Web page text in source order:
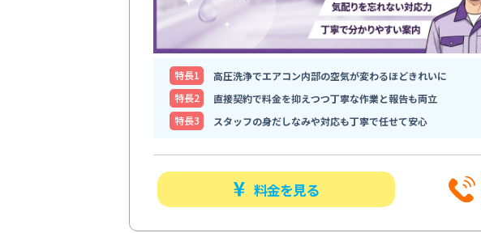
特⻑1
高圧洗浄でエアコン内部の空気が変わるほどきれいに
特⻑2
直接契約で料金を抑えつつ丁寧な作業と報告も両立
特⻑3
スタッフの身だしなみや対応も丁寧で任せて安心
料金を見る